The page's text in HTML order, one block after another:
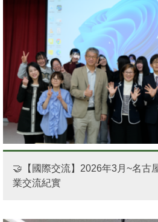
🤝【國際交流】2026年3月~名古
業交流紀實